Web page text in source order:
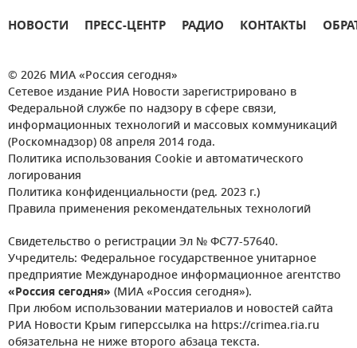
НОВОСТИ ПРЕСС-ЦЕНТР РАДИО КОНТАКТЫ
© 2026 МИА «Россия сегодня»
Сетевое издание РИА Новости зарегистрировано в
Федеральной службе по надзору в сфере связи,
информационных технологий и массовых коммуникаций
(Роскомнадзор) 08 апреля 2014 года.
Политика использования Cookie и автоматического
логирования
Политика конфиденциальности (ред. 2023 г.)
Правила применения рекомендательных технологий
Свидетельство о регистрации Эл № ФС77-57640.
Учредитель: Федеральное государственное унитарное
предприятие Международное информационное агентство
«Россия сегодня» (МИА «Россия сегодня»).
При любом использовании материалов и новостей сайта
РИА Новости Крым гиперссылка на https://crimea.ria.ru
обязательна не ниже второго абзаца текста.